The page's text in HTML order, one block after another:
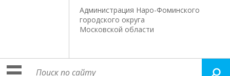
Администрация Наро-Фоминского
городского округа
Московской области